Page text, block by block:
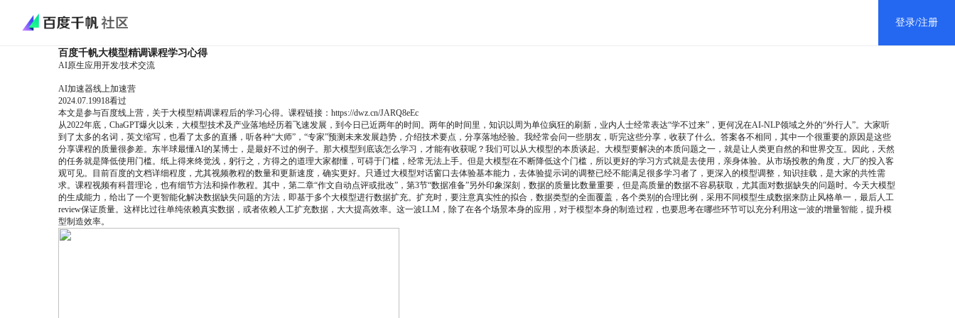
登录/注册
消息中心
退出登录
百度千帆大模型精调课程学习心得
AI原生应用开发/技术交流
AI加速器线上加速营
2024.07.19918看过
本文是参与百度线上营，关于大模型精调课程后的学习心得。课程链接： https://dwz.cn/JARQ8eEc
从2022年底，ChaGPT爆火以来，大模型技术及产业落地经历着飞速发展，到今日已近两年的时间。两年的时间里，知识以周为单位疯狂的刷新，业内人士经常表达“学不过来”，更何况在AI-NLP领域之外的“外行人”。大家听
到了太多的名词，英文缩写，也看了太多的直播，听各种“大师”，“专家”预测未来发展趋势，介绍技术要点，分享落地经验。我经常会问一些朋友，听完这些分享，收获了什么。答案各不相同，其中一个很重要的原因是这些
分享课程的质量很参差。东半球最懂AI的某博士，是最好不过的例子。那大模型到底该怎么学习，才能有收获呢？我们可以从大模型的本质谈起。大模型要解决的本质问题之一，就是让人类更自然的和世界交互。因此，天然
的任务就是降低使用门槛。纸上得来终觉浅，躬行之，方得之的道理大家都懂，可碍于门槛，经常无法上手。但是大模型在不断降低这个门槛，所以更好的学习方式就是去使用，亲身体验。从市场投教的角度，大厂的投入客
观可见。目前百度的文档详细程度，尤其视频教程的数量和更新速度，确实更好。只通过大模型对话窗口去体验基本能力，去体验提示词的调整已经不能满足很多学习者了，更深入的模型调整，知识挂载，是大家的共性需
求。课程视频有科普理论，也有细节方法和操作教程。其中，第二章“作文自动点评或批改”，第3节“数据准备”另外印象深刻，数据的质量比数量重要，但是高质量的数据不容易获取，尤其面对数据缺失的问题时。今天大模型
的生成能力，给出了一个更智能化解决数据缺失问题的方法，即基于多个大模型进行数据扩充。扩充时，要注意真实性的拟合，数据类型的全面覆盖，各个类别的合理比例，采用不同模型生成数据来防止风格单一，最后人工
review保证质量。这样比过往单纯依赖真实数据，或者依赖人工扩充数据，大大提高效率。这一波LLM，除了在各个场景本身的应用，对于模型本身的制造过程，也要思考在哪些环节可以充分利用这一波的增量智能，提升模
型制造效率。